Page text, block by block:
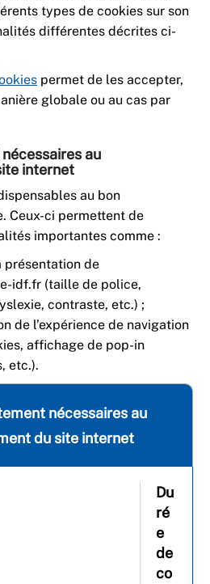
types de cookies sur son
différentes décrites ci-
permet de les accepter,
globale ou au cas par
au
internet
au bon
Ceux-ci permettent de
importantes comme :
présentation de
idf.fr (taille de police,
contraste, etc.) ;
de l’expérience de navigation
affichage de pop-in
etc.).
nécessaires au
du site internet
Du
ré
e
de
co